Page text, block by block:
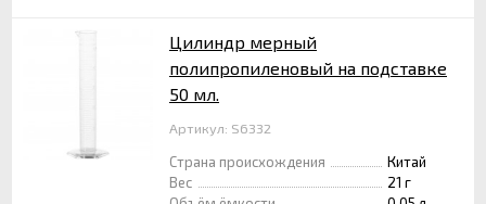
Цилиндр мерный
полипропиленовый на подставке
50 мл.
Артикул: S6332
Страна происхождения
Китай
Вес
21 г